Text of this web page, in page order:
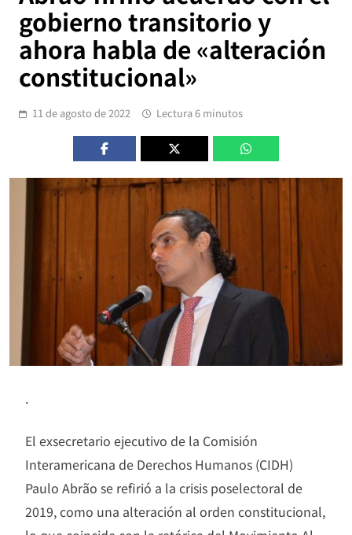
gobierno transitorio y
ahora habla de «alteración
constitucional»
11 de agosto de 2022 Lectura 6 minutos
.
El exsecretario ejecutivo de la Comisión
Interamericana de Derechos Humanos (CIDH)
Paulo Abrão se refirió a la crisis poselectoral de
2019, como una alteración al orden constitucional,